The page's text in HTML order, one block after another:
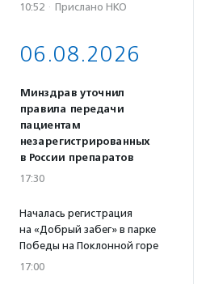
10:52 · Прислано НКО
06.08.2026
Минздрав уточнил
правила передачи
пациентам
незарегистрированных
в России препаратов
17:30
Началась регистрация
на «Добрый забег» в парке
Победы на Поклонной горе
17:00